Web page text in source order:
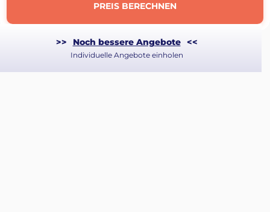
PREIS BERECHNEN
>> Noch bessere Angebote <<
Individuelle Angebote einholen